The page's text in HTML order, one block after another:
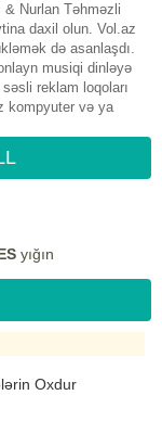
Nurlan Təhməzli
daxil olun. Vol.az
də asanlaşdı.
musiqi dinləyə
reklam loqoları
kompyuter və ya
yığın
Oxdur